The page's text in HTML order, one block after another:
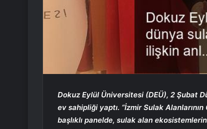
Dokuz Eylül Üniversitesi (DEÜ), 2 Şubat
ev sahipliği yaptı. “İzmir Sulak
başlıklı panelde, sulak alan